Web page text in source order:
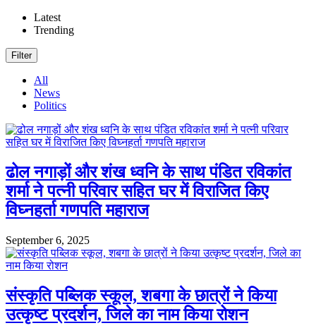
Latest
Trending
Filter
All
News
Politics
ढोल नगाड़ों और शंख ध्वनि के साथ पंडित रविकांत
शर्मा ने पत्नी परिवार सहित घर में विराजित किए
विघ्नहर्ता गणपति महाराज
September 6, 2025
संस्कृति पब्लिक स्कूल, शबगा के छात्रों ने किया
उत्कृष्ट प्रदर्शन, जिले का नाम किया रोशन